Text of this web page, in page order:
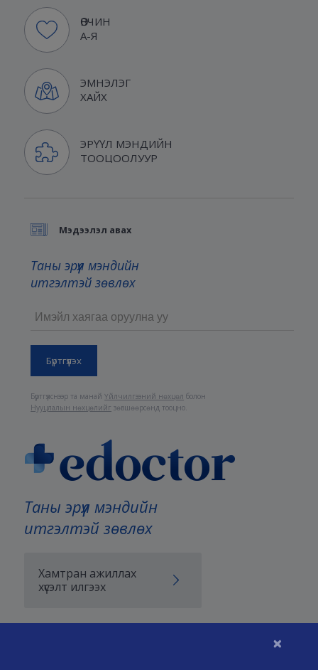
×
ӨВЧИН
А-Я
ЭМНЭЛЭГ
ХАЙХ
ЭРҮҮЛ МЭНДИЙН
ТООЦООЛУУР
Таны эрүүл мэндийн
итгэлтэй зөвлөх
Хамтран ажиллах
хүсэлт илгээх
Мэдээлэл авах
Таны эрүүл мэндийн
итгэлтэй зөвлөх
Бүртгүүлснээр та манайҮйлчилгээний нөхцөл болон
Нууцлалын нөхцөлийг зөвшөөрсөнд тооцно.